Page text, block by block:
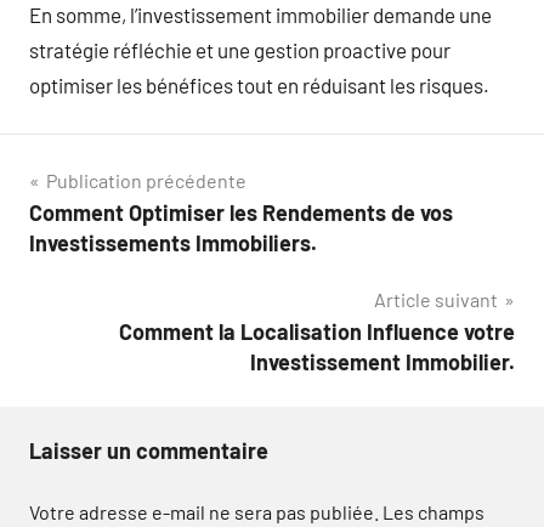
En somme, l’investissement immobilier demande une
stratégie réfléchie et une gestion proactive pour
optimiser les bénéfices tout en réduisant les risques.
Navigation
de
Publication précédente
Comment Optimiser les Rendements de vos
Investissements Immobiliers.
Article suivant
Comment la Localisation Influence votre
Investissement Immobilier.
Laisser un commentaire
Votre adresse e-mail ne sera pas publiée. Les champs